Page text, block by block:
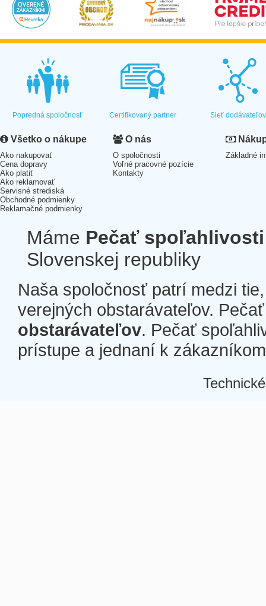
Popredná spoločnosť Certifikovaný partner Sieť dodávateľov
Všetko o nákupe
Ako nakupovať
Cena dopravy
Ako platiť
Ako reklamovať
Servisné strediská
Obchodné podmienky
Reklamačné podmienky
O nás
O spoločnosti
Voľné pracovné pozície
Kontakty
Základné
Máme Pečať spoľahlivosti
Slovenskej republiky
Naša spoločnosť patrí medzi
verejných obstarávateľov.
obstarávateľov. Pečať
prístupe a jednaní k